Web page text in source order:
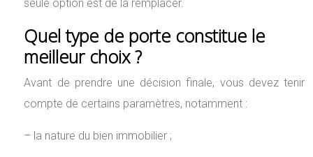
seule option est de la remplacer.
Quel type de porte constitue le
meilleur choix ?
Avant de prendre une décision finale, vous devez tenir
compte de certains paramètres, notamment :
– la nature du bien immobilier ;